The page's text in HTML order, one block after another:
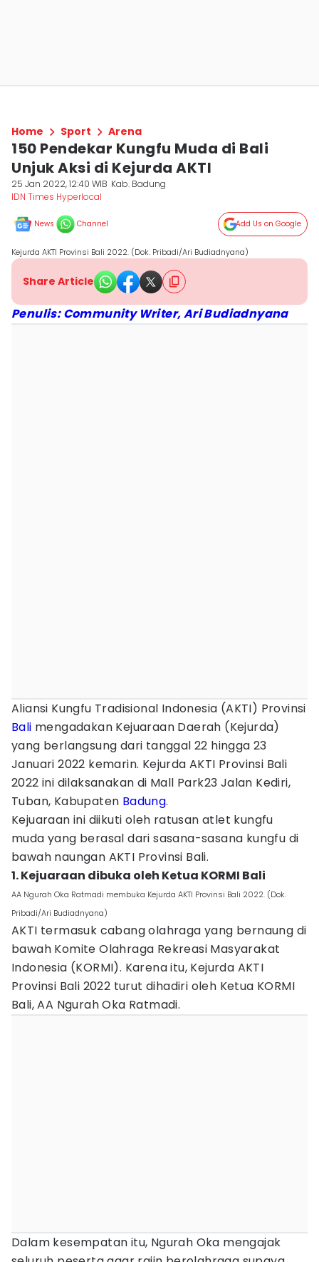
Home Sport Arena
150 Pendekar Kungfu Muda di Bali
Unjuk Aksi di Kejurda AKTI
25 Jan 2022, 12:40 WIB Kab. Badung
IDN Times Hyperlocal
News Channel Add Us on Google
Kejurda AKTI Provinsi Bali 2022. (Dok. Pribadi/Ari Budiadnyana)
Share Article
Penulis: Community Writer, Ari Budiadnyana
Aliansi Kungfu Tradisional Indonesia (AKTI) Provinsi
Bali mengadakan Kejuaraan Daerah (Kejurda)
yang berlangsung dari tanggal 22 hingga 23
Januari 2022 kemarin. Kejurda AKTI Provinsi Bali
2022 ini dilaksanakan di Mall Park23 Jalan Kediri,
Tuban, Kabupaten Badung.
Kejuaraan ini diikuti oleh ratusan atlet kungfu
muda yang berasal dari sasana-sasana kungfu di
bawah naungan AKTI Provinsi Bali.
1. Kejuaraan dibuka oleh Ketua KORMI Bali
AA Ngurah Oka Ratmadi membuka Kejurda AKTI Provinsi Bali 2022. (Dok.
Pribadi/Ari Budiadnyana)
AKTI termasuk cabang olahraga yang bernaung di
bawah Komite Olahraga Rekreasi Masyarakat
Indonesia (KORMI). Karena itu, Kejurda AKTI
Provinsi Bali 2022 turut dihadiri oleh Ketua KORMI
Bali, AA Ngurah Oka Ratmadi.
Dalam kesempatan itu, Ngurah Oka mengajak